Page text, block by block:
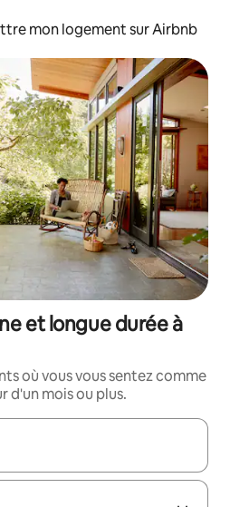
mon logement sur Airbnb
et longue durée à
où vous vous sentez comme
d'un mois ou plus.
utilisez les flèches vers le